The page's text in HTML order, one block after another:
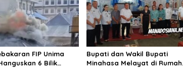
FIP Unima
6 Bilik
Bupati dan Wakil Bupati
Minahasa Melayat di Rumah